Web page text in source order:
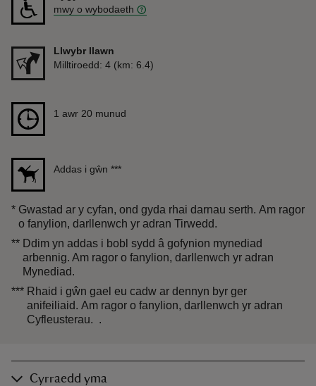
mwy o wybodaeth
Llwybr llawn
Pellter
Milltiroedd: 4 (km: 6.4)
Hyd1 awr 20 munud
1 awr 20 munud
Addas i gŵn ***
* Gwastad ar y cyfan, ond gyda rhai darnau serth. Am ragor
o fanylion, darllenwch yr adran Tirwedd.
** Ddim yn addas i bobl sydd â gofynion mynediad
arbennig. Am ragor o fanylion, darllenwch yr adran
Mynediad.
*** Rhaid i gŵn gael eu cadw ar dennyn byr ger
anifeiliaid. Am ragor o fanylion, darllenwch yr adran
Cyfleusterau. .
Cyrraedd yma